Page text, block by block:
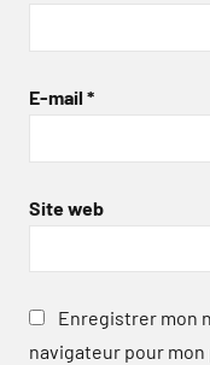
E-mail *
Site web
Enregistrer mon
navigateur pour